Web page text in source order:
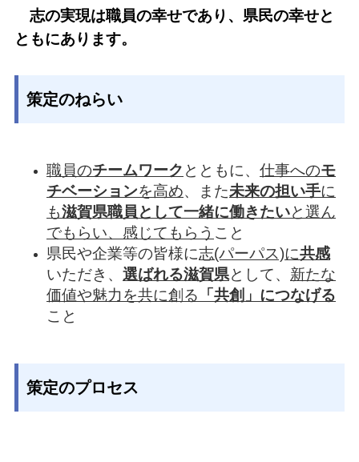
志の実現は職員の幸せであり、県民の幸せと
ともにあります。
策定のねらい
職員のチームワーク とともに、 仕事へのモ
チベーションを高め、また未来の担い手に
も滋賀県職員として一緒に働きたいと選ん
でもらい、感じてもらう こと
県民や企業等の皆様に志(パーパス)に共感
いただき、 選ばれる滋賀県として、 新たな
価値や魅力を共に創る 「共創」につなげる
こと
策定のプロセス